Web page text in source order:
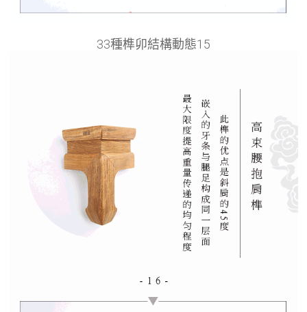
33種榫卯結構動態15